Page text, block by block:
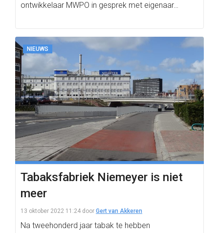
ontwikkelaar MWPO in gesprek met eigenaar…
NIEUWS
Tabaksfabriek Niemeyer is niet
meer
13 oktober 2022 11:24 door Gert van Akkeren
Na tweehonderd jaar tabak te hebben